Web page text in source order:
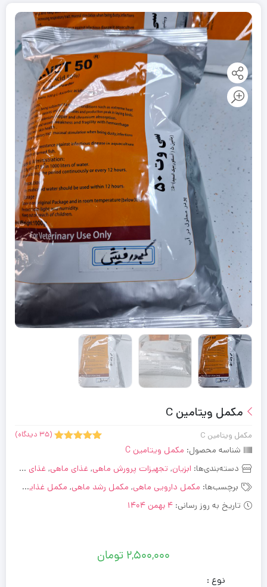
مکمل ویتامین C
مکمل ویتامین C
مشتری
(
35 دیدگاه)
شناسه محصول: مکمل ویتامین C
دسته‌بندی‌ها: ابزیان, تجهیزات پرورش ماهی, غذای ماهی, غذای ماهی ، دام و طیور
برچسب‌ها: مکمل دارویی ماهی, مکمل رشد ماهی, مکمل غذایی ماهی
تاریخ به روز رسانی: 4 بهمن 1404
2,500,000 تومان
نوع :